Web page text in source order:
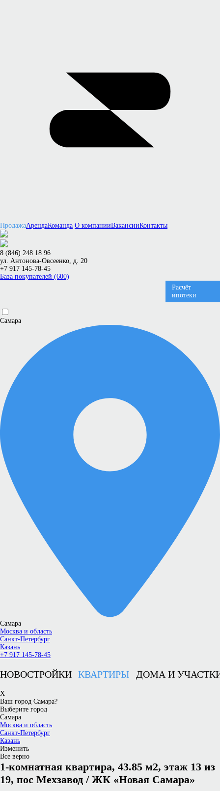
ПродажаАрендаКоманда О компанииВакансииКонтакты
8 (846) 248 18 96
ул. Антонова-Овсеенко, д. 20
+7 917 145-78-45
База покупателей (600)
Расчёт
ипотеки
Самара
Самара
Москва и область
Санкт-Петербург
Казань
+7 917 145-78-45
НОВОСТРОЙКИ КВАРТИРЫ ДОМА И
X
Ваш город Самара?
Выберите город
Самара
Москва и область
Санкт-Петербург
Казань
Изменить
Все верно
1-комнатная квартира, 43.85 м2, этаж 13 из
19, пос Мехзавод / ЖК «Новая Самара»